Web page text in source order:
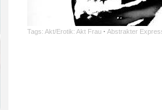
Tags: Akt/Erotik: Akt Frau · Abstrakter